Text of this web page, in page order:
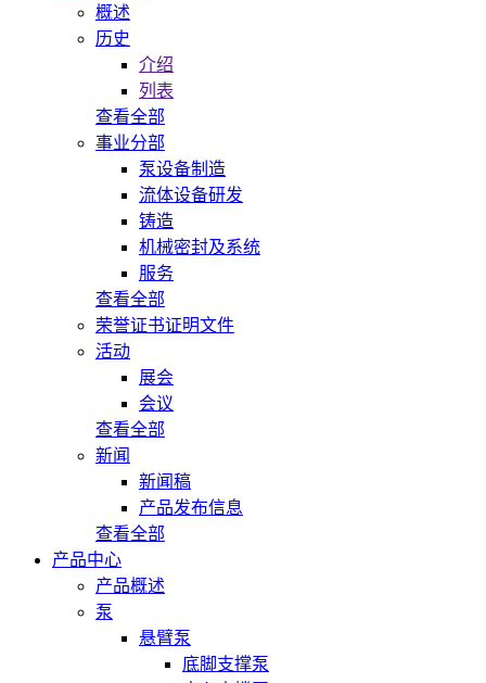
概述
历史
介绍
列表
查看全部
事业分部
泵设备制造
流体设备研发
铸造
机械密封及系统
服务
查看全部
荣誉证书证明文件
活动
展会
会议
查看全部
新闻
新闻稿
产品发布信息
查看全部
产品中心
产品概述
泵
悬臂泵
底脚支撑泵